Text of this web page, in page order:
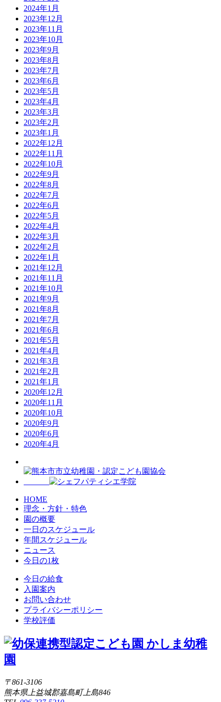
2024年1月
2023年12月
2023年11月
2023年10月
2023年9月
2023年8月
2023年7月
2023年6月
2023年5月
2023年4月
2023年3月
2023年2月
2023年1月
2022年12月
2022年11月
2022年10月
2022年9月
2022年8月
2022年7月
2022年6月
2022年5月
2022年4月
2022年3月
2022年2月
2022年1月
2021年12月
2021年11月
2021年10月
2021年9月
2021年8月
2021年7月
2021年6月
2021年5月
2021年4月
2021年3月
2021年2月
2021年1月
2020年12月
2020年11月
2020年10月
2020年9月
2020年6月
2020年4月
HOME
理念・方針・特色
園の概要
一日のスケジュール
年間スケジュール
ニュース
今日の1枚
今日の給食
入園案内
お問い合わせ
プライバシーポリシー
学校評価
〒861-3106
熊本県上益城郡嘉島町上島846